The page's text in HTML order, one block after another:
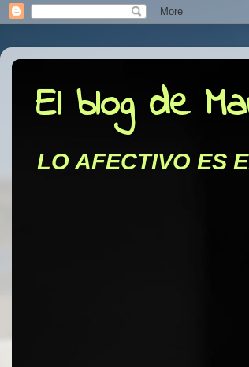
El blog de
LO AFECTIVO ES